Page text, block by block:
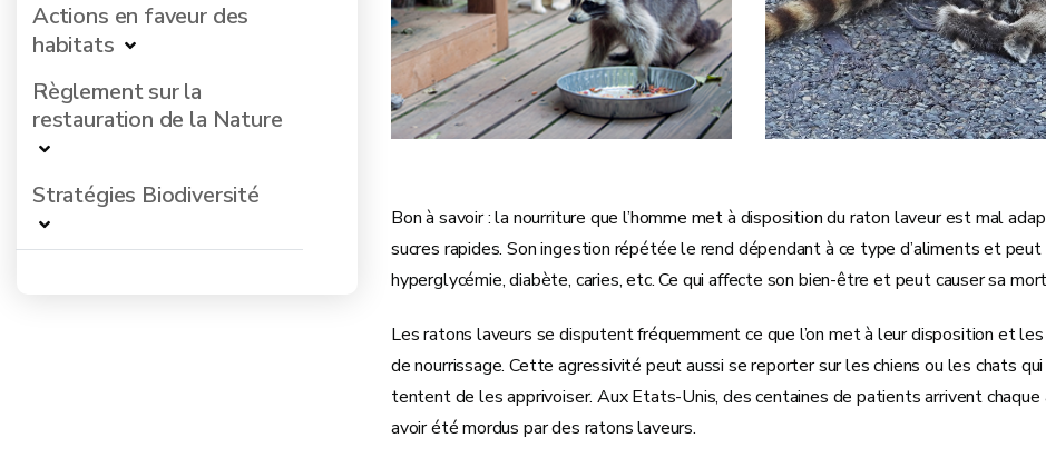
Actions en faveur des
habitats
Règlement sur la
restauration de la Nature
Stratégies Biodiversité
Bon à savoir : la nourriture que l’homme met à disposition du raton laveur est mal
sucres rapides. Son ingestion répétée le rend dépendant à ce type d’aliments et
hyperglycémie, diabète, caries, etc. Ce qui affecte son bien-être et peut causer sa
Les ratons laveurs se disputent fréquemment ce que l’on met à leur disposition et
de nourrissage. Cette agressivité peut aussi se reporter sur les chiens ou les chats
tentent de les apprivoiser. Aux Etats-Unis, des centaines de patients arrivent chaque
avoir été mordus par des ratons laveurs.